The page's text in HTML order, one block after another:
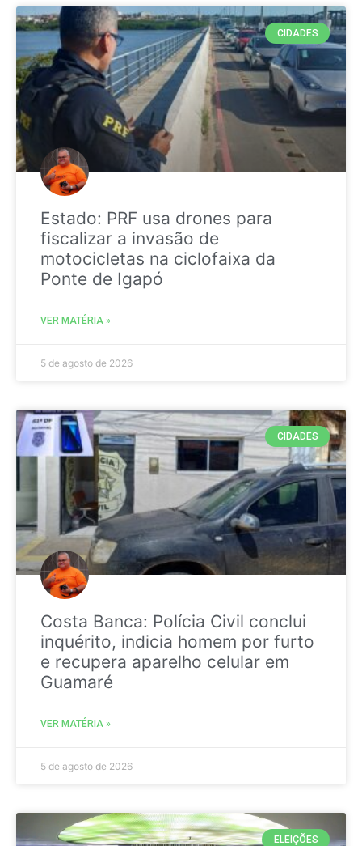
CIDADES
Estado: PRF usa drones para
fiscalizar a invasão de
motocicletas na ciclofaixa da
Ponte de Igapó
VER MATÉRIA »
5 de agosto de 2026
CIDADES
Costa Banca: Polícia Civil conclui
inquérito, indicia homem por furto
e recupera aparelho celular em
Guamaré
VER MATÉRIA »
5 de agosto de 2026
ELEIÇÕES